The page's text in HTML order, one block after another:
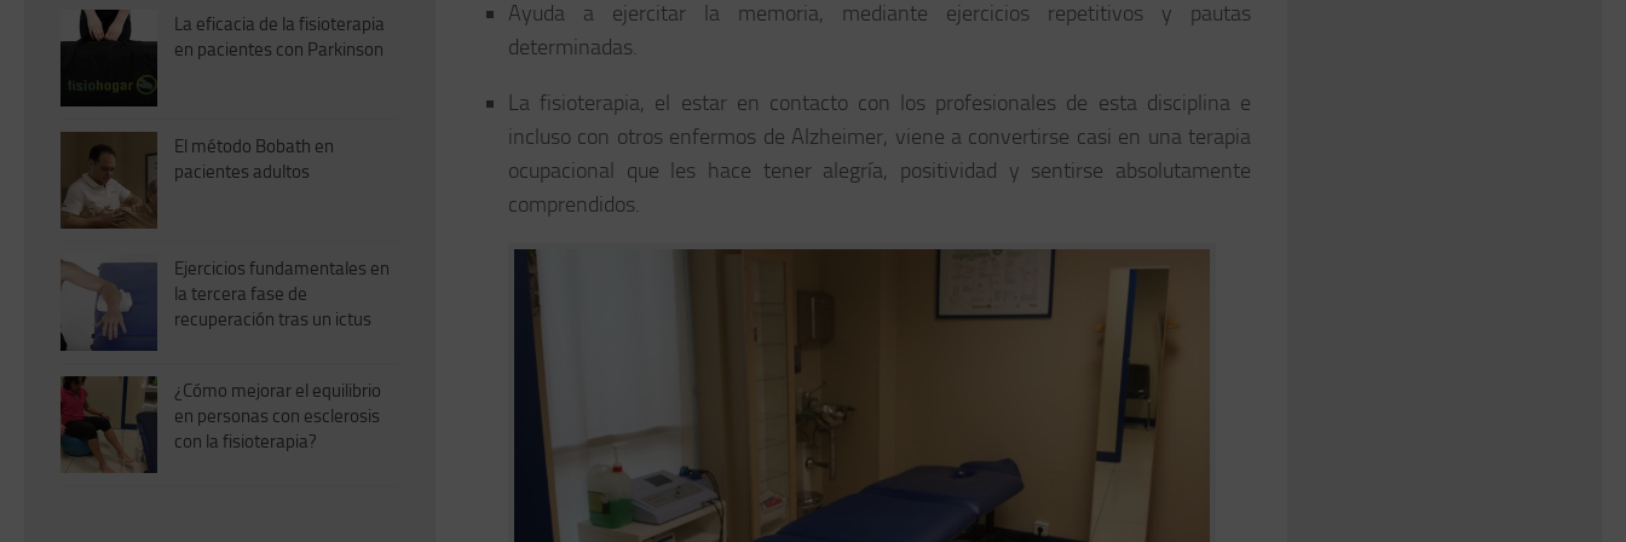
Ayuda a ejercitar la memoria, mediante ejercicios repetitivos y pautas
determinadas.
La fisioterapia, el estar en contacto con los profesionales de esta disciplina e
incluso con otros enfermos de Alzheimer, viene a convertirse casi en una terapia
ocupacional que les hace tener alegría, positividad y sentirse absolutamente
comprendidos.
La eficacia de la fisioterapia
en pacientes con Parkinson
El método Bobath en
pacientes adultos
Ejercicios fundamentales en
la tercera fase de
recuperación tras un ictus
¿Cómo mejorar el equilibrio
en personas con esclerosis
con la fisioterapia?